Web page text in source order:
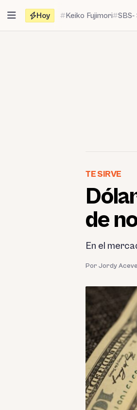
contenido
Hoy Keiko Fujimori
TE SIRVE
de
En el
Por Jordy